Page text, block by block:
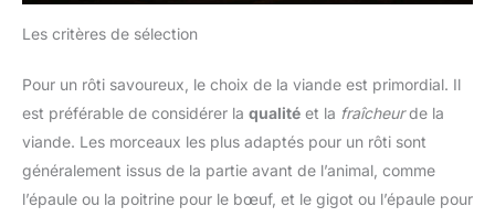
Les critères de sélection
Pour un rôti savoureux, le choix de la viande est primordial. Il
est préférable de considérer la qualité et la fraîcheurde la
viande. Les morceaux les plus adaptés pour un rôti sont
généralement issus de la partie avant de l’animal, comme
l’épaule ou la poitrine pour le bœuf, et le gigot ou l’épaule pour